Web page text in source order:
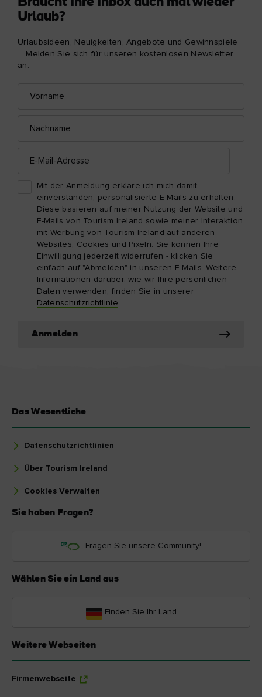
Braucht Ihre Inbox auch mal wieder
Urlaub?
Urlaubsideen, Neuigkeiten, Angebote und Gewinnspiele
... Melden Sie sich für unseren kostenlosen Newsletter
an.
Mail-
Mail-
Mit der Anmeldung erkläre ich mich damit
einverstanden, personalisierte E-Mails zu erhalten.
Diese basieren auf meiner Nutzung der Website und
E-Mails von Tourism Ireland sowie meiner Interaktion
mit Werbung von Tourism Ireland auf anderen
Websites, Cookies und Pixeln. Sie können Ihre
Einwilligung jederzeit widerrufen - klicken Sie
einfach auf "Abmelden" in unseren E-Mails. Weitere
Informationen darüber, wie wir Ihre persönlichen
Daten verwenden, finden Sie in unserer
Datenschutzrichtlinie.
Anmelden
Das Wesentliche
Datenschutzrichtlinien
Über Tourism Ireland
Cookies Verwalten
Sie haben Fragen?
Fragen Sie unsere Community!
Wählen Sie ein Land aus
Finden Sie Ihr Land
Weitere Webseiten
Firmenwebseite